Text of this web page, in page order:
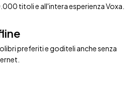
titoli e all'intera esperienza Voxa.
preferiti e goditeli anche senza